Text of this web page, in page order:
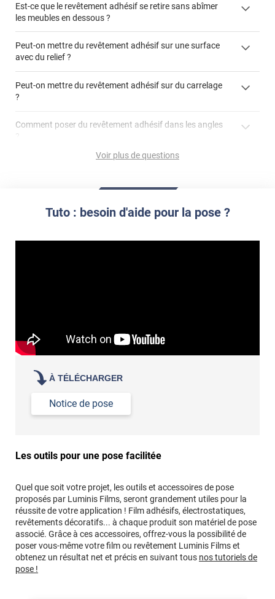
« Comment poser un revêtement adhésif ? »
Est-ce que le revêtement adhésif se retire sans abîmer
les meubles en dessous ?
colle
et la colle. Vous retirez beaucoup plus facilement le
Peut-on mettre du revêtement adhésif sur une surface
avec du relief ?
Peut-on mettre du revêtement adhésif sur du carrelage
?
Comment poser du revêtement adhésif dans les angles
Voir plus de questions
Tuto : besoin d'aide pour la pose ?
À TÉLÉCHARGER
Notice de pose
Les outils pour une pose facilitée
Quel que soit votre projet, les outils et accessoires de pose
proposés par Luminis Films, seront grandement utiles pour la
réussite de votre application ! Film adhésifs, électrostatiques,
revêtements décoratifs... à chaque produit son matériel de pose
associé. Grâce à ces accessoires, offrez-vous la possibilité de
poser vous-même votre film ou revêtement Luminis Films et
obtenez un résultat net et précis en suivant tous nos tutoriels de
pose !